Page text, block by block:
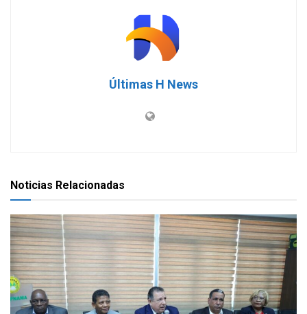
Últimas H News
Noticias Relacionadas